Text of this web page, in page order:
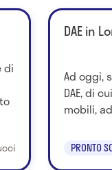
di
DAE in
Ad oggi,
DAE, di
mobili,
PRONTO